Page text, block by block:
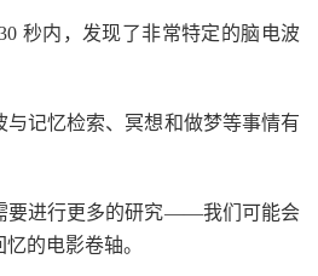
秒内，发现了非常特定的脑电波
记忆检索、冥想和做梦等事情有
进行更多的研究——我们可能会
的电影卷轴。